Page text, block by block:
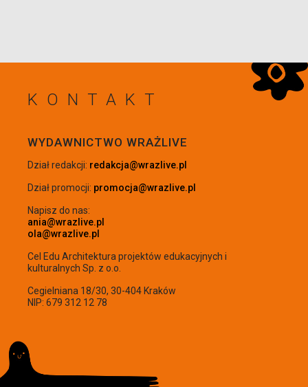
KONTAKT
WYDAWNICTWO WRAŻLIVE
Dział redakcji: redakcja@wrazlive.pl
Dział promocji: promocja@wrazlive.pl
Napisz do nas:
ania@wrazlive.pl
ola@wrazlive.pl
Cel Edu Architektura projektów edukacyjnych i
kulturalnych Sp. z o.o.
Cegielniana 18/30, 30-404 Kraków
NIP: 679 312 12 78